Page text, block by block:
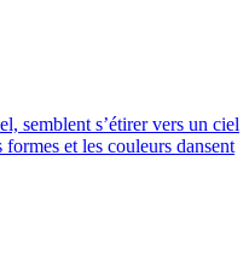
semblent s’étirer vers un ciel
et les couleurs dansent